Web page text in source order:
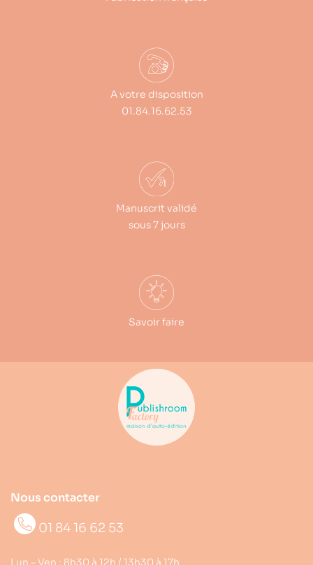
A votre disposition
01.84.16.62.53
Manuscrit validé
sous 7 jours
Savoir faire
Nous contacter
01 84 16 62 53
Lun – Ven : 8h30 à 12h / 13h30 à 17h